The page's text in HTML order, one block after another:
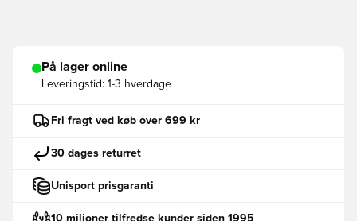
På lager online
Leveringstid: 1-3 hverdage
Fri fragt ved køb over 699 kr
30 dages returret
Unisport prisgaranti
10 milioner tilfredse kunder siden 1995